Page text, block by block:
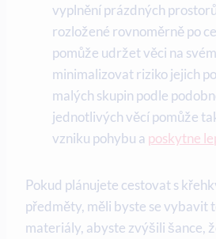
vyplnění prázdných
rozložené rovnoměrně po
pomůže udržet věci na
minimalizovat riziko jejich
malých skupin podle
jednotlivých věcí pomůže
vzniku pohybu a poskytne
Pokud plánujete cestovat s
předměty, měli byste se vybavit
materiály, abyste zvýšili šance,